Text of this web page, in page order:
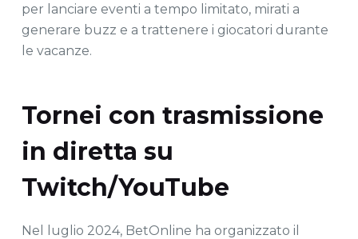
per lanciare eventi a tempo limitato, mirati a
generare buzz e a trattenere i giocatori durante
le vacanze.
Tornei con trasmissione
in diretta su
Twitch/YouTube
Nel luglio 2024, BetOnline ha organizzato il